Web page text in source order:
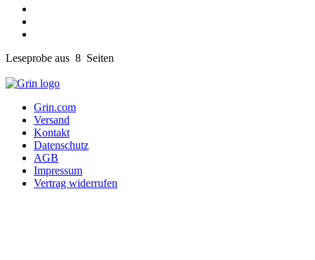
Leseprobe aus 8 Seiten